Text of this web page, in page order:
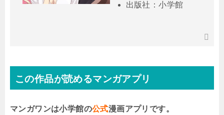
出版社：小学館
この作品が読めるマンガアプリ
マンガワンは小学館の公式漫画アプリです。